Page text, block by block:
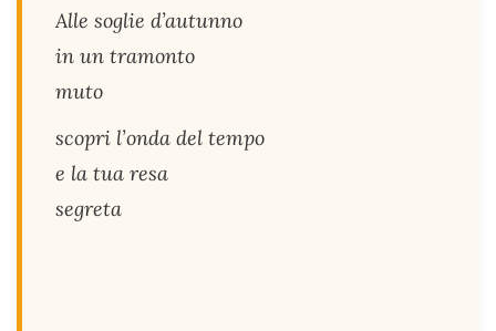
Alle soglie d’autunno
in un tramonto
muto
scopri l’onda del tempo
e la tua resa
segreta